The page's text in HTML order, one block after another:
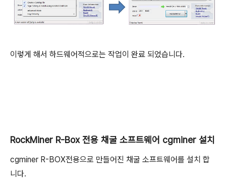
이렇게 해서 하드웨어적으로는 작업이 완료 되었습니다.
RockMiner R-Box 전용 채굴 소프트웨어 cgminer 설치
cgminer R-BOX전용으로 만들어진 채굴 소프트웨어를 설치 합
니다.